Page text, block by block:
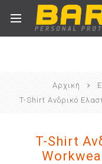
Αρχική
T-Shirt Ανδρικό
T-Shirt